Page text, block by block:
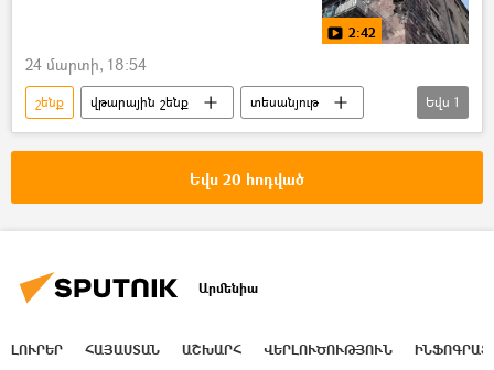
2:42
24 մարտի, 18:54
շենք վթարային շենք
տեսանյութ
Տեսանյութեր
Եվս 1
Եվս 20 հոդված
Արմենիա
ԼՈՒՐԵՐ ՀԱՅԱՍՏԱՆ ԱՇԽԱՐՀ ՎԵՐԼՈՒԾՈՒԹՅՈՒՆ